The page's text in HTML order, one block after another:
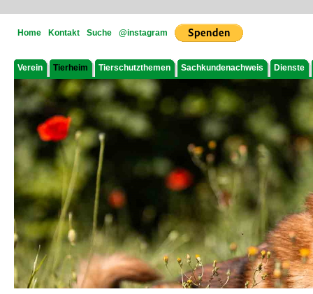
Home Kontakt Suche @instagram
Verein Tierheim Tierschutzthemen Sachkundenachweis Dienste